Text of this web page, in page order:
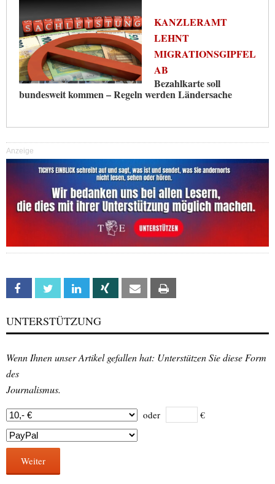
KANZLERAMT
LEHNT
MIGRATIONSGIPFEL
AB
Bezahlkarte soll
bundesweit kommen – Regeln werden Ländersache
Anzeige
Facebook Twitter Linkedin Xing Email
UNTERSTÜTZUNG
Wenn Ihnen unser Artikel gefallen hat: Unterstützen Sie diese Form
des
Journalismus.
oder €
Weiter